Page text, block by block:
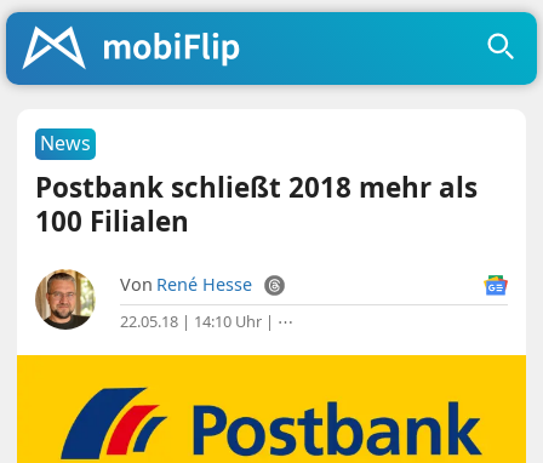
News
Postbank schließt 2018 mehr als
100 Filialen
Von René Hesse
22.05.18 | 14:10 Uhr | ⋯